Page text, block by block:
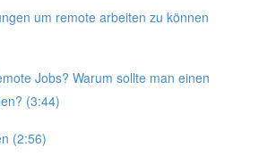
um remote arbeiten zu können
Jobs? Warum sollte man einen
(3:44)
(2:56)